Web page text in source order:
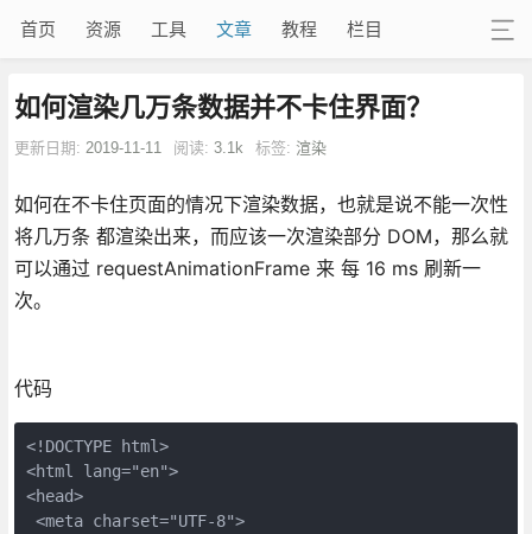
首页 资源 工具 文章 教程 栏目
如何渲染几万条数据并不卡住界面？
更新日期: 2019-11-11 阅读: 3.1k 标签: 渲染
如何在不卡住页面的情况下渲染数据，也就是说不能一次性
将几万条 都渲染出来，而应该一次渲染部分 DOM，那么就
可以通过 requestAnimationFrame 来 每 16 ms 刷新一
次。
代码
<!DOCTYPE html>
<html lang="en">
<head>
<meta charset="UTF-8">